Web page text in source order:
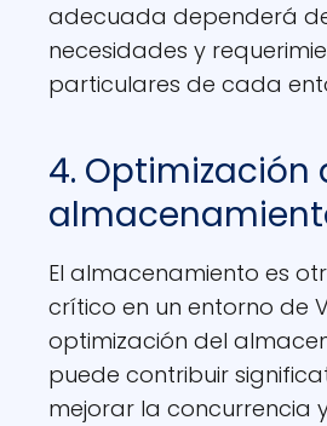
adecuada dependerá
necesidades y
particulares de cada
4. Optimización
El almacenamiento es
crítico en un entorno de
optimización del
puede contribuir
mejorar la concurrencia